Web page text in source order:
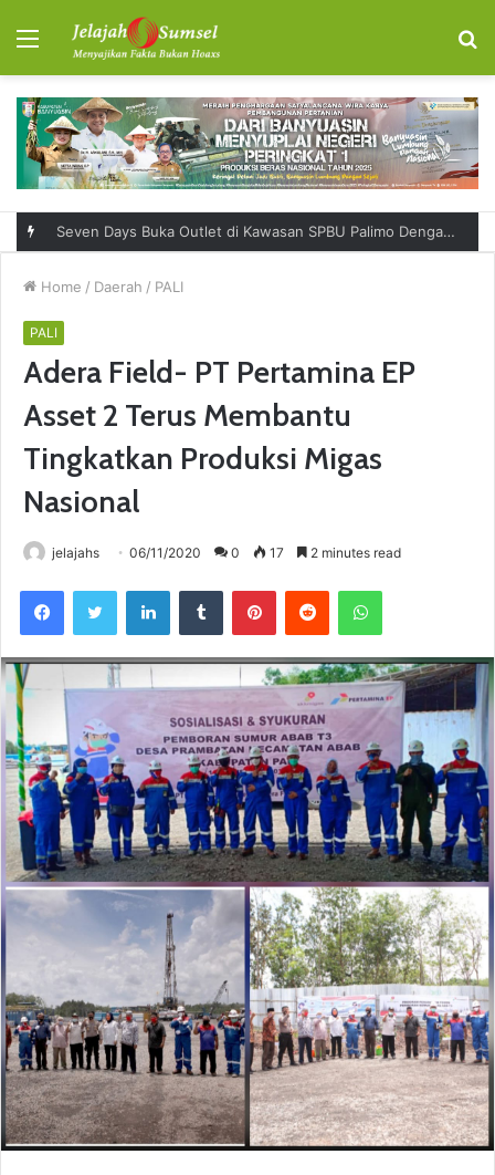
Menu
Seven Days Buka Outlet di Kawasan SPBU Palimo Dengan Konsep One Stop Hangout Destination
Home / Daerah / PALI
PALI
Adera Field- PT Pertamina EP
Asset 2 Terus Membantu
Tingkatkan Produksi Migas
Nasional
jelajahs 06/11/2020 0 17 2 minutes read